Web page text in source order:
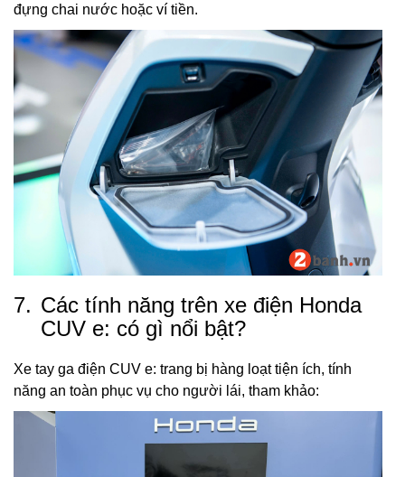
đựng chai nước hoặc ví tiền.
7. Các tính năng trên xe điện Honda
CUV e: có gì nổi bật?
Xe tay ga điện CUV e: trang bị hàng loạt tiện ích, tính
năng an toàn phục vụ cho người lái, tham khảo: